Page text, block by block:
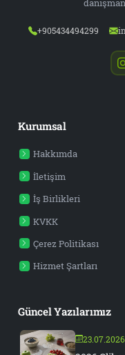
+905434494299
Kurumsal
Hakkımda
İletişim
İş Birlikleri
KVKK
Çerez Politikası
Hizmet Şartları
Güncel Yazılarımız
23.07.2026